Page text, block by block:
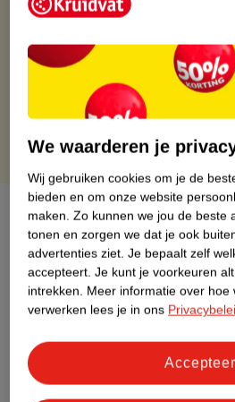
Gratis ophalen in de winkel
Gratis thuisbezorgd vanaf 50.00
Gratis retourneren binnen 30
Gratis punten met je Kruidvat kaart
Over dit product
Productinformatie
Etiketinformatie
Nature Impact Score
Dit product
We waarderen je
Wij gebruiken cookies om je de
bieden en om onze website
maken. Zo kunnen we jou de beste
tonen en zorgen we dat je ook
advertenties ziet. Je bepaalt zelf
accepteert. Je kunt je voorkeuren
intrekken. Meer informatie over hoe
verwerken lees je in ons
Accepteer